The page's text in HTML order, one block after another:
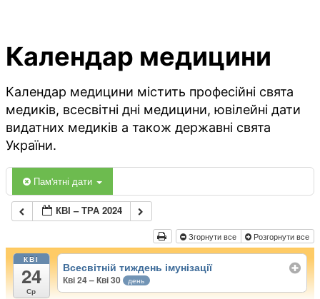
Календар медицини
Календар медицини містить професійні свята
медиків, всесвітні дні медицини, ювілейні дати
видатних медиків а також державні свята
України.
Пам'ятні дати
КВІ – ТРА 2024
Згорнути все Розгорнути все
КВІ
24
Ср
Всесвітній тиждень імунізації
Кві 24 – Кві 30 день